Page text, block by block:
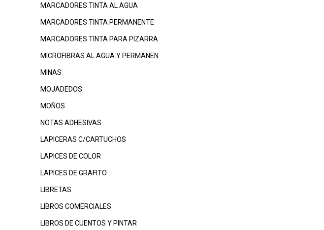
MARCADORES TINTA AL AGUA
MARCADORES TINTA PERMANENTE
MARCADORES TINTA PARA PIZARRA
MICROFIBRAS AL AGUA Y PERMANEN
MINAS
MOJADEDOS
MOÑOS
NOTAS ADHESIVAS
LAPICERAS C/CARTUCHOS
LAPICES DE COLOR
LAPICES DE GRAFITO
LIBRETAS
LIBROS COMERCIALES
LIBROS DE CUENTOS Y PINTAR